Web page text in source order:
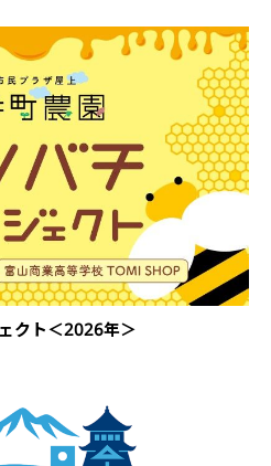
クト＜2026年＞